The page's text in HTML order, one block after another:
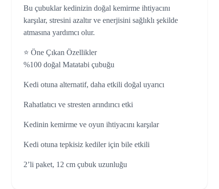
Bu çubuklar kedinizin doğal kemirme ihtiyacını
karşılar, stresini azaltır ve enerjisini sağlıklı şekilde
atmasına yardımcı olur.
⭐ Öne Çıkan Özellikler
%100 doğal Matatabi çubuğu
Kedi otuna alternatif, daha etkili doğal uyarıcı
Rahatlatıcı ve stresten arındırıcı etki
Kedinin kemirme ve oyun ihtiyacını karşılar
Kedi otuna tepkisiz kediler için bile etkili
2’li paket, 12 cm çubuk uzunluğu